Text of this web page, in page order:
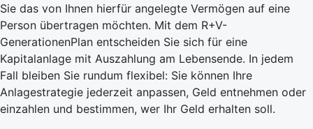
Sie das von Ihnen hierfür angelegte Vermögen auf eine
Person übertragen möchten. Mit dem R+V-
GenerationenPlan entscheiden Sie sich für eine
Kapitalanlage mit Auszahlung am Lebensende. In jedem
Fall bleiben Sie rundum flexibel: Sie können Ihre
Anlagestrategie jederzeit anpassen, Geld entnehmen oder
einzahlen und bestimmen, wer Ihr Geld erhalten soll.